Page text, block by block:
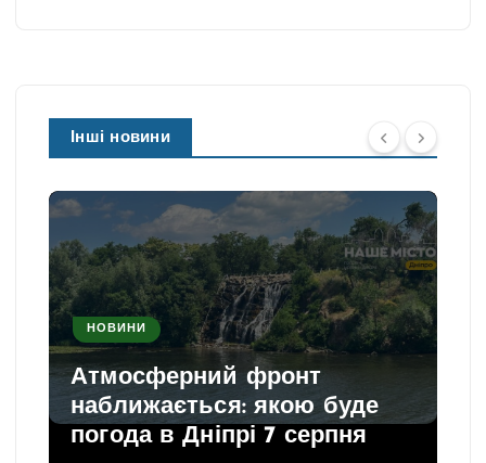
Інші новини
НОВИНИ
Атмосферний фронт
наближається: якою буде
погода в Дніпрі 7 серпня